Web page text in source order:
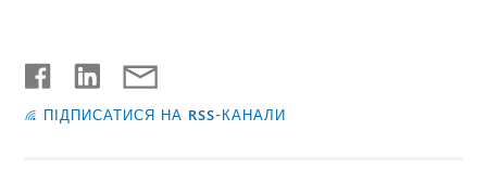
ПІДПИСАТИСЯ НА RSS-КАНАЛИ